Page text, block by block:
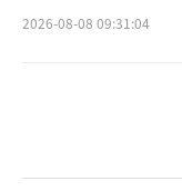
2026-08-08 09:31:04